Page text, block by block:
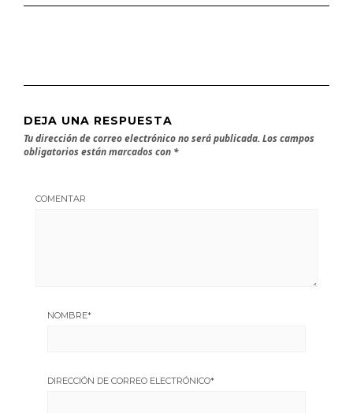
DEJA UNA RESPUESTA
Tu dirección de correo electrónico no será publicada. Los campos
obligatorios están marcados con *
COMENTAR
NOMBRE*
DIRECCIÓN DE CORREO ELECTRÓNICO*